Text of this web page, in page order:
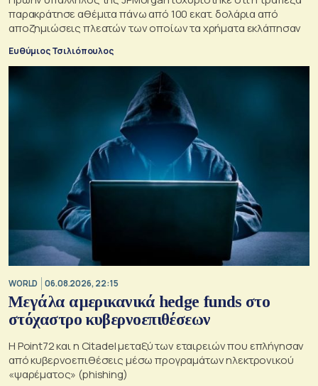
παρακράτησε αθέμιτα πάνω από 100 εκατ. δολάρια από
αποζημιώσεις πλεατών των οποίων τα χρήματα εκλάπησαν
Ευθύμιος Τσιλιόπουλος
WORLD 06.08.2026, 22:15
Μεγάλα αμερικανικά hedge funds στο
στόχαστρο κυβερνοεπιθέσεων
Η Point72 και η Citadel μεταξύ των εταιρειών που επλήγησαν
από κυβερνοεπιθέσεις μέσω προγραμάτων ηλεκτρονικού
«ψαρέματος» (phishing)